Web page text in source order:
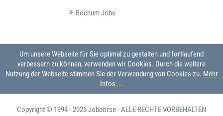
Bochum Jobs
Um unsere Webseite für Sie optimal zu gestalten und fortlaufend
verbessern zu können, verwenden wir Cookies. Durch die weitere
Nutzung der Webseite stimmen Sie der Verwendung von Cookies zu. Mehr
Infos ...
Copyright © 1994 - 2026Jobbörse- ALLE RECHTE VORBEHALTEN